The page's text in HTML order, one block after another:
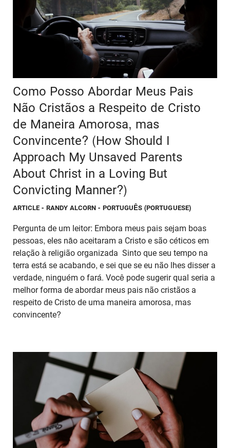
Como Posso Abordar Meus Pais
Não Cristãos a Respeito de Cristo
de Maneira Amorosa, mas
Convincente? (How Should I
Approach My Unsaved Parents
About Christ in a Loving But
Convicting Manner?)
ARTICLE - RANDY ALCORN - PORTUGUÊS (PORTUGUESE)
Pergunta de um leitor: Embora meus pais sejam boas
pessoas, eles nāo aceitaram a Cristo e são céticos em
relação à religião organizada Sinto que seu tempo na
terra está se acabando, e sei que se eu não lhes disser a
verdade, ninguém o fará. Você pode sugerir qual seria a
melhor forma de abordar meus pais não cristãos a
respeito de Cristo de uma maneira amorosa, mas
convincente?